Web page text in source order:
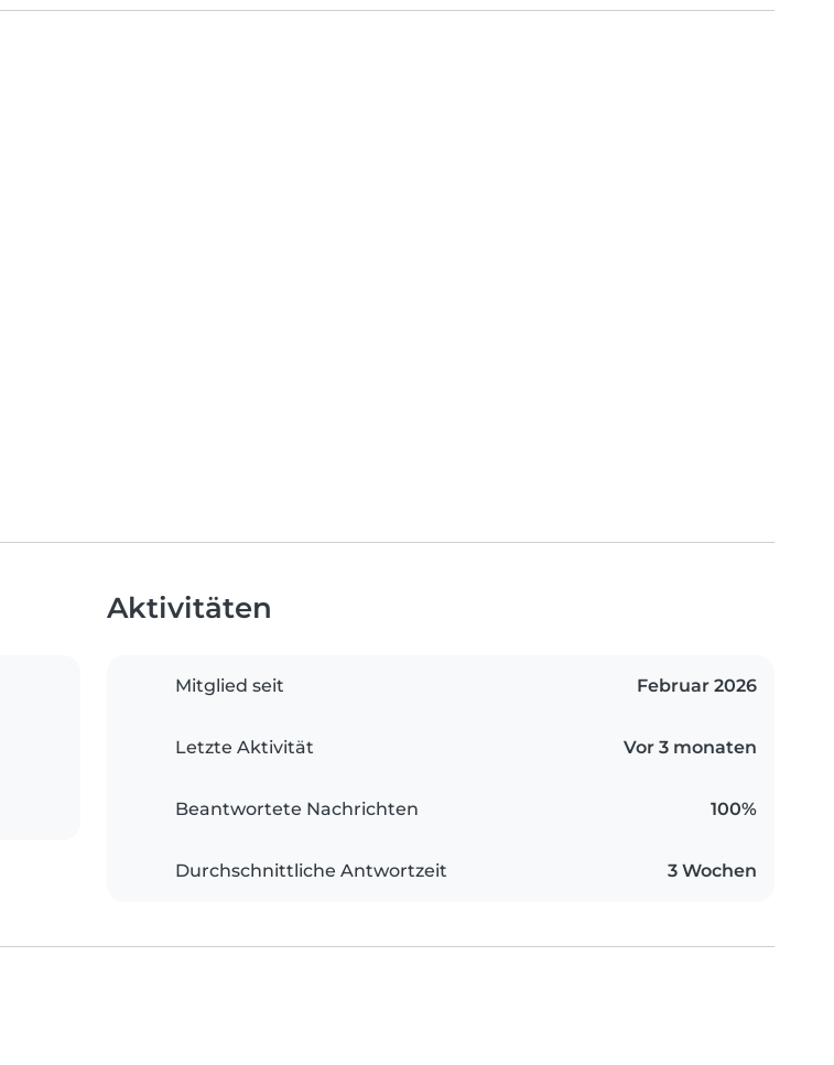
Aktivitäten
Mitglied seit Februar 2026
Letzte Aktivität Vor 3 monaten
Beantwortete Nachrichten 100%
Durchschnittliche Antwortzeit 3 Wochen